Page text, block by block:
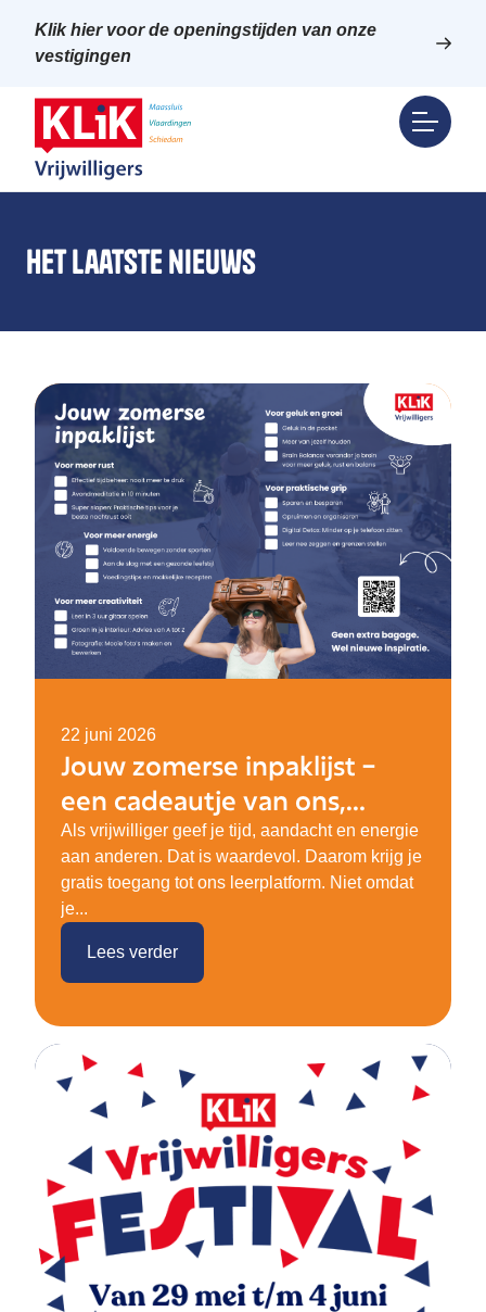
Klik hier voor de openingstijden van onze
vestigingen
Het laatste nieuws
22 juni 2026
Jouw zomerse inpaklijst –
een cadeautje van ons,
speciaal voor jou als
vrijwilliger!
Als vrijwilliger geef je tijd, aandacht en energie
aan anderen. Dat is waardevol. Daarom krijg je
gratis toegang tot ons leerplatform. Niet omdat
je...
Lees verder